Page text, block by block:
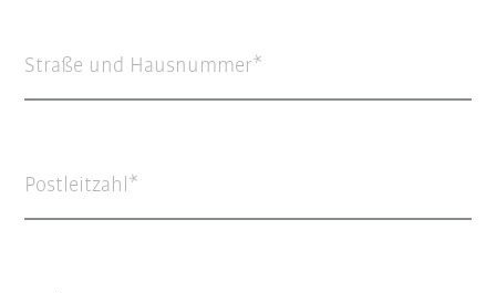
Straße und Hausnummer
Postleitzahl